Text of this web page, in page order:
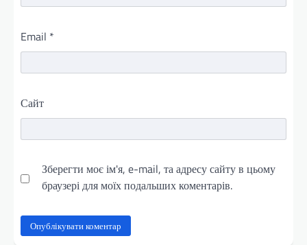
Email *
Сайт
Зберегти моє ім'я, e-mail, та адресу сайту в цьому
браузері для моїх подальших коментарів.